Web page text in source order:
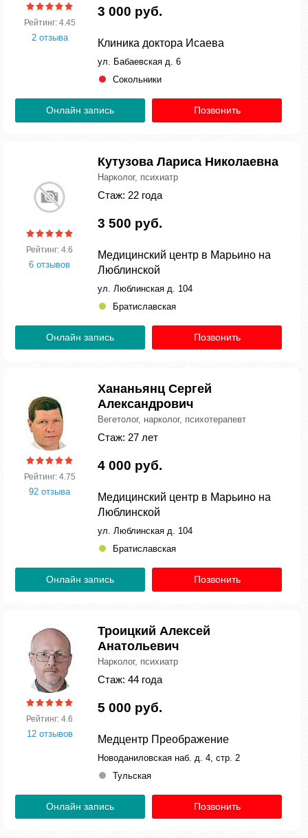
Рейтинг: 4.45
2 отзыва
3 000 руб.
Клиника доктора Исаева
ул. Бабаевская д. 6
Сокольники
Онлайн запись Позвонить
Рейтинг: 4.6
6 отзывов
Кутузова Лариса Николаевна
Нарколог, психиатр
Стаж: 22 года
3 500 руб.
Медицинский центр в Марьино на
Люблинской
ул. Люблинская д. 104
Братиславская
Онлайн запись Позвонить
Рейтинг: 4.75
92 отзыва
Хананьянц Сергей
Александрович
Вегетолог, нарколог, психотерапевт
Стаж: 27 лет
4 000 руб.
Медицинский центр в Марьино на
Люблинской
ул. Люблинская д. 104
Братиславская
Онлайн запись Позвонить
Рейтинг: 4.6
12 отзывов
Троицкий Алексей
Анатольевич
Нарколог, психиатр
Стаж: 44 года
5 000 руб.
Медцентр Преображение
Новоданиловская наб. д. 4, стр. 2
Тульская
Онлайн запись Позвонить